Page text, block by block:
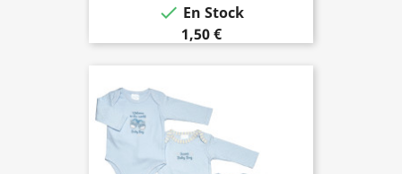
 En Stock
1,50 €